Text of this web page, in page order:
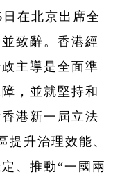
在北京出席全
致辭。香港經
主導是全面準
，並就堅持和
港新一屆立法
提升治理效能、
、推動“一國兩